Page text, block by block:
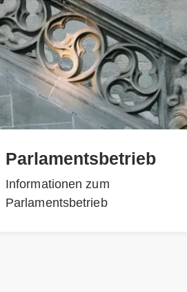
Parlamentsbetrieb
Informationen zum
Parlamentsbetrieb